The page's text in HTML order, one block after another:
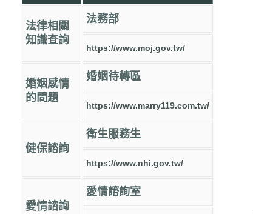
法律相關
知識查詢
法務部
https://www.moj.gov.tw/
婚姻感情
的問題
婚姻待轉區
https://www.marry119.com.tw/
健保諮詢
衛生服務生
https://www.nhi.gov.tw/
愛情諮詢
愛情諮詢室